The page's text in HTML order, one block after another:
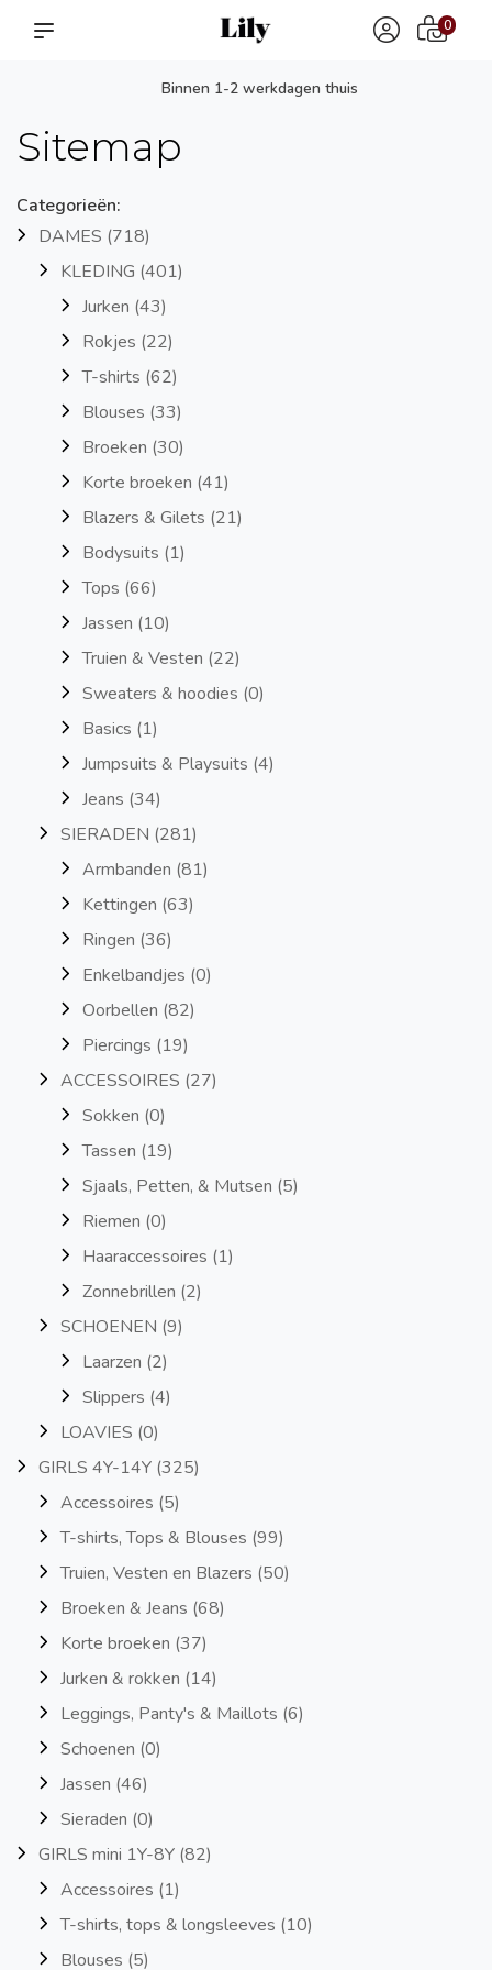
Binnen 1-2 werkdagen thuis
0
Sitemap
Categorieën:
DAMES (718)
KLEDING (401)
Jurken (43)
Rokjes (22)
T-shirts (62)
Blouses (33)
Broeken (30)
Korte broeken (41)
Blazers & Gilets (21)
Bodysuits (1)
Tops (66)
Jassen (10)
Truien & Vesten (22)
Sweaters & hoodies (0)
Basics (1)
Jumpsuits & Playsuits (4)
Jeans (34)
SIERADEN (281)
Armbanden (81)
Kettingen (63)
Ringen (36)
Enkelbandjes (0)
Oorbellen (82)
Piercings (19)
ACCESSOIRES (27)
Sokken (0)
Tassen (19)
Sjaals, Petten, & Mutsen (5)
Riemen (0)
Haaraccessoires (1)
Zonnebrillen (2)
SCHOENEN (9)
Laarzen (2)
Slippers (4)
LOAVIES (0)
GIRLS 4Y-14Y (325)
Accessoires (5)
T-shirts, Tops & Blouses (99)
Truien, Vesten en Blazers (50)
Broeken & Jeans (68)
Korte broeken (37)
Jurken & rokken (14)
Leggings, Panty's & Maillots (6)
Schoenen (0)
Jassen (46)
Sieraden (0)
GIRLS mini 1Y-8Y (82)
Accessoires (1)
T-shirts, tops & longsleeves (10)
Blouses (5)